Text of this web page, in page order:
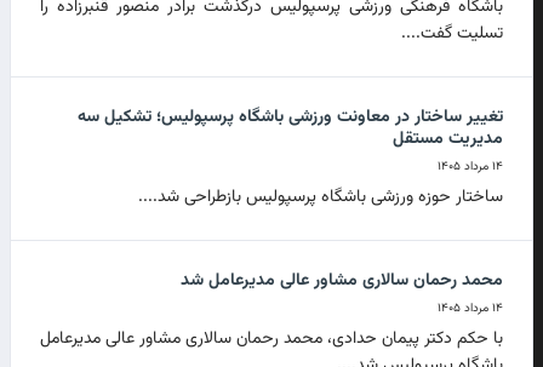
باشگاه فرهنگی ورزشی پرسپولیس درگذشت برادر منصور قنبرزاده را
تسلیت گفت....
تغییر ساختار در معاونت ورزشی باشگاه پرسپولیس؛ تشکیل سه
مدیریت مستقل
۱۴ مرداد ۱۴۰۵
ساختار حوزه ورزشی باشگاه پرسپولیس بازطراحی شد....
محمد رحمان سالاری مشاور عالی مدیرعامل شد
۱۴ مرداد ۱۴۰۵
با حکم دکتر پیمان حدادی، محمد رحمان سالاری مشاور عالی مدیرعامل